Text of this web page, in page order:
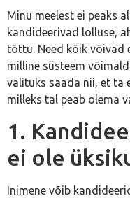
Minu meelest ei peaks
kandideerivad lolluse,
tõttu. Need kõik võivad
milline süsteem
valituks saada nii, et ta
milleks tal peab olema
1.
ei ole
Inimene võib